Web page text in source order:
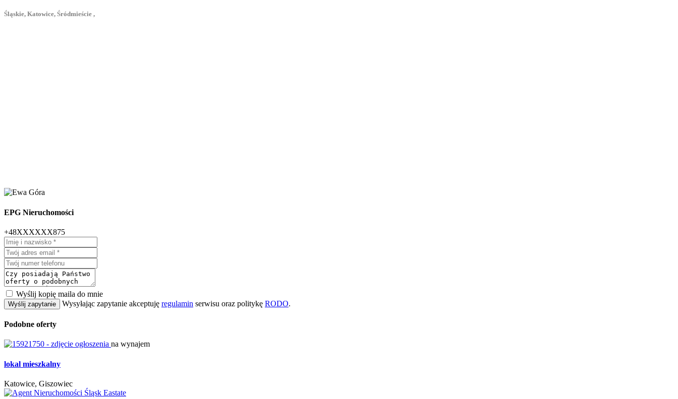
Śląskie, Katowice, Śródmieście ,
EPG Nieruchomości
+48XXXXXX875
Wyślij kopię maila do mnie
Wyślij zapytanie Wysyłając zapytanie akceptuję regulamin serwisu oraz politykę RODO.
Podobne oferty
na wynajem
lokal mieszkalny
Katowice, Giszowiec